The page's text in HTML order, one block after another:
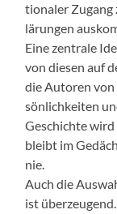
tionaler Zugang
lärun­gen
Eine zen­trale
von diesen auf
die Autoren
sön­lichkeit­en
Geschichte
bleibt im
nie.
Auch die
ist